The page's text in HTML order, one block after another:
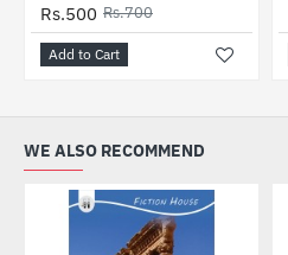
Rs.500 Rs.700
Add to Cart
WE ALSO RECOMMEND